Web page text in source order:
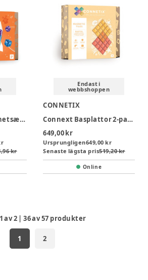
Square Pack - magnetsæt 42 dele - rainbow
kr
Endast i
webbshoppen
CONNETIX
Connext Basplattor 2-pack Pastel - Lemon/Peach
649,00 kr
Ursprungligen649,00 kr
Senaste lägsta pris519,20 kr
Online
1av2 |36av57 produkter
1 2